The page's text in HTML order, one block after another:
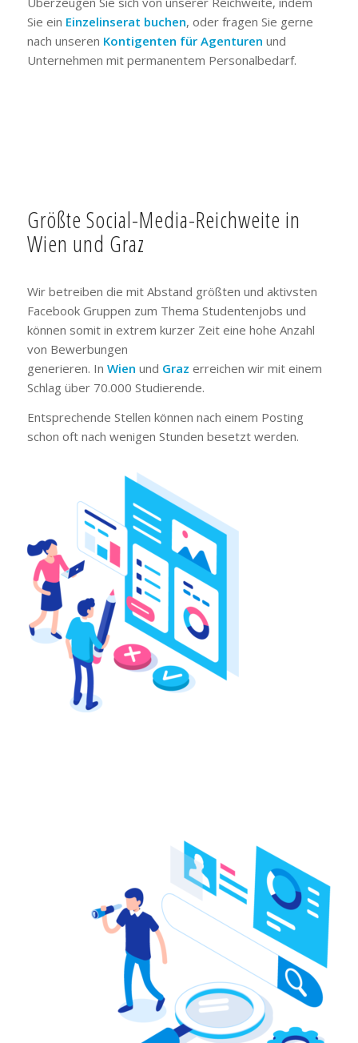
Sie ein Einzelinserat buchen, oder fragen Sie gerne
nach unseren Kontigenten für Agenturen und
Unternehmen mit permanentem Personalbedarf.
Größte Social-Media-Reichweite in
Wien und Graz
Wir betreiben die mit Abstand größten und aktivsten
Facebook Gruppen zum Thema Studentenjobs und
können somit in extrem kurzer Zeit eine hohe Anzahl
von Bewerbungen
generieren. In Wien und Graz erreichen wir mit einem
Schlag über 70.000 Studierende.
Entsprechende Stellen können nach einem Posting
schon oft nach wenigen Stunden besetzt werden.